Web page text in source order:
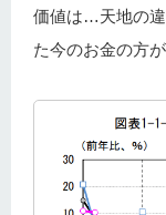
価値は…天地の
た今のお金の方